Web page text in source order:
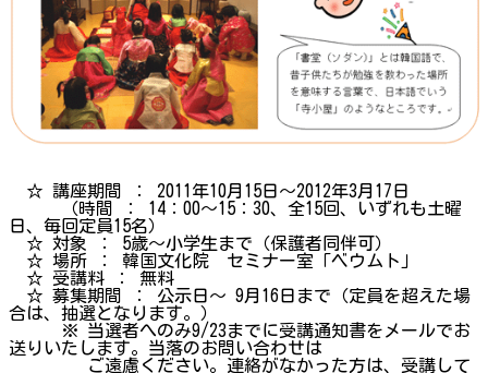
☆ 講座期間 ： 2011年10月15日～2012年3月17日
（時間 ： 14：00～15：30、全15回、いずれも土曜
日、毎回定員15名）
☆ 対象 ： 5歳～小学生まで（保護者同伴可）
☆ 場所 ： 韓国文化院 セミナー室「ベウムト」
☆ 受講料 ： 無料
☆ 募集期間 ： 公示日～ 9月16日まで（定員を超えた場
合は、抽選となります。）
※ 当選者へのみ9/23までに受講通知書をメールでお
送りいたします。当落のお問い合わせは
ご遠慮ください。連絡がなかった方は、受講して